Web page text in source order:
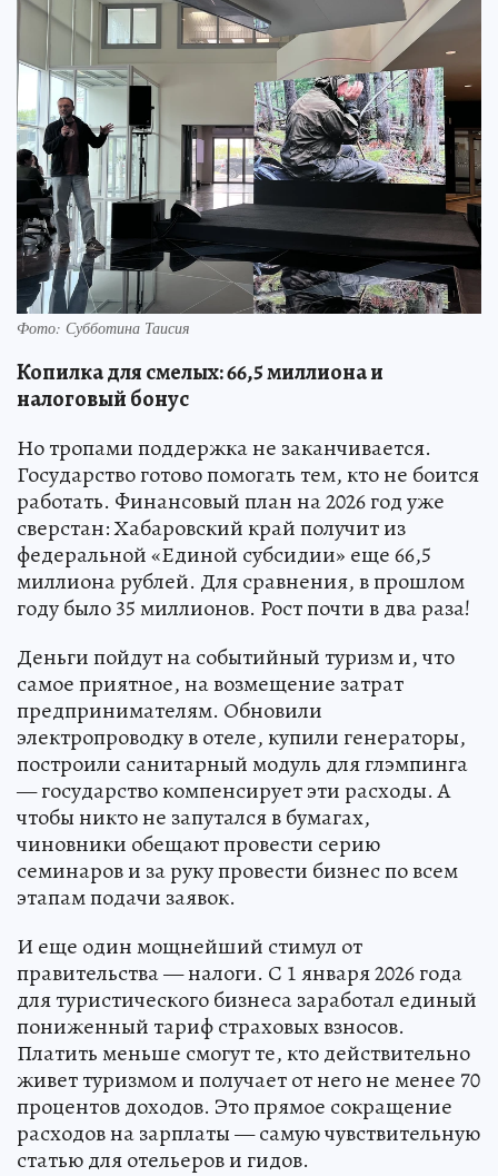
Фото: Субботина Таисия
Копилка для смелых: 66,5 миллиона и
налоговый бонус
Но тропами поддержка не заканчивается.
Государство готово помогать тем, кто не боится
работать. Финансовый план на 2026 год уже
сверстан: Хабаровский край получит из
федеральной «Единой субсидии» еще 66,5
миллиона рублей. Для сравнения, в прошлом
году было 35 миллионов. Рост почти в два раза!
Деньги пойдут на событийный туризм и, что
самое приятное, на возмещение затрат
предпринимателям. Обновили
электропроводку в отеле, купили генераторы,
построили санитарный модуль для глэмпинга
— государство компенсирует эти расходы. А
чтобы никто не запутался в бумагах,
чиновники обещают провести серию
семинаров и за руку провести бизнес по всем
этапам подачи заявок.
И еще один мощнейший стимул от
правительства — налоги. С 1 января 2026 года
для туристического бизнеса заработал единый
пониженный тариф страховых взносов.
Платить меньше смогут те, кто действительно
живет туризмом и получает от него не менее 70
процентов доходов. Это прямое сокращение
расходов на зарплаты — самую чувствительную
статью для отельеров и гидов.